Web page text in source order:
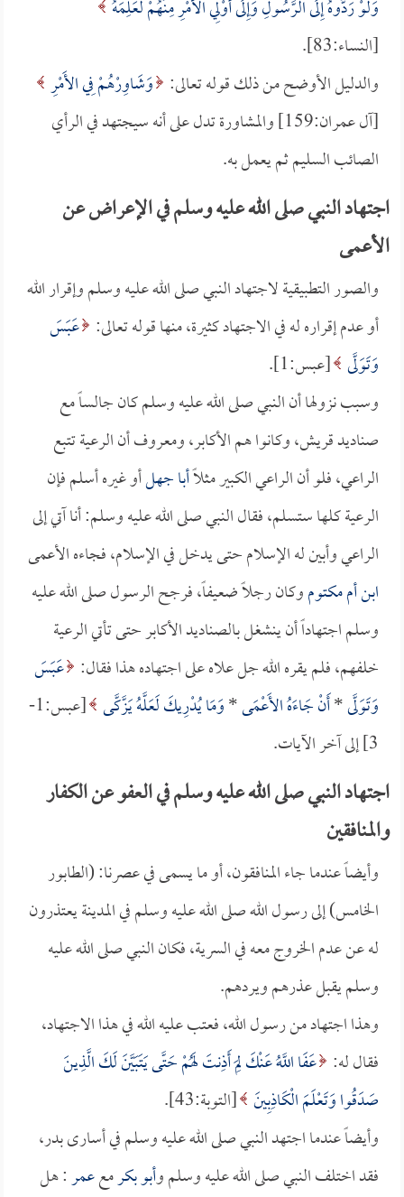
وَلَوْ رَدُّوهُ إِلَى الرَّسُولِ وَإِلَى أُوْلِي الأَمْرِ مِنْهُمْ لَعَلِمَهُ
[النساء:83].
والدليل الأوضح من ذلك قوله تعالى: وَشَاوِرْهُمْ فِي الأَمْرِ
[آل عمران:159] والمشاورة تدل على أنه سيجتهد في الرأي
الصائب السليم ثم يعمل به.
اجتهاد النبي صلى الله عليه وسلم في الإعراض عن
الأعمى
والصور التطبيقية لاجتهاد النبي صلى الله عليه وسلم وإقرار الله
أو عدم إقراره له في الاجتهاد كثيرة، منها قوله تعالى: عَبَسَ
وَتَوَلَّى [عبس:1].
وسبب نزولها أن النبي صلى الله عليه وسلم كان جالساً مع
صناديد قريش، وكانوا هم الأكابر، ومعروف أن الرعية تتبع
الراعي، فلو أن الراعي الكبير مثلاًأبا جهلأو غيره أسلم فإن
الرعية كلها ستسلم، فقال النبي صلى الله عليه وسلم: أنا آتي إلى
الراعي وأبين له الإسلام حتى يدخل في الإسلام، فجاءه الأعمى
ابن أم مكتوموكان رجلاً ضعيفاً، فرجح الرسول صلى الله عليه
وسلم اجتهاداً أن ينشغل بالصناديد الأكابر حتى تأتي الرعية
خلفهم، فلم يقره الله جل علاه على اجتهاده هذا فقال: عَبَسَ
وَتَوَلَّى*أَنْ جَاءَهُ الأَعْمَى*وَمَا يُدْرِيكَ لَعَلَّهُ يَزَّكَّى
[عبس:1-
3] إلى آخر الآيات.
اجتهاد النبي صلى الله عليه وسلم في العفو عن الكفار
والمنافقين
وأيضاً عندما جاء المنافقون، أو ما يسمى في عصرنا: (الطابور
الخامس) إلى رسول الله صلى الله عليه وسلم في المدينة يعتذرون
له عن عدم الخروج معه في السرية، فكان النبي صلى الله عليه
وسلم يقبل عذرهم ويردهم.
وهذا اجتهاد من رسول الله، فعتب عليه الله في هذا الاجتهاد،
فقال له: عَفَا اللَّهُ عَنْكَ لِمَ أَذِنتَ لَهُمْ حَتَّى يَتَبَيَّنَ لَكَ الَّذِينَ
صَدَقُوا وَتَعْلَمَ الْكَاذِبِينَ [التوبة:43].
وأيضاً عندما اجتهد النبي صلى الله عليه وسلم في أسارى بدر،
فقد اختلف النبي صلى الله عليه وسلم وأبو بكرمععمر: هل